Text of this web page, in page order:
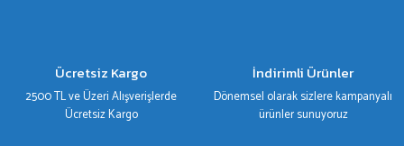
Ürün fiyatı diğer sitelerden daha pahalı.
Bu ürüne benzer farklı alternatifler olmalı.
Ücretsiz Kargo
2500 TL ve Üzeri Alışverişlerde
Ücretsiz Kargo
İndirimli Ürünler
Dönemsel olarak sizlere kampanyalı
ürünler sunuyoruz